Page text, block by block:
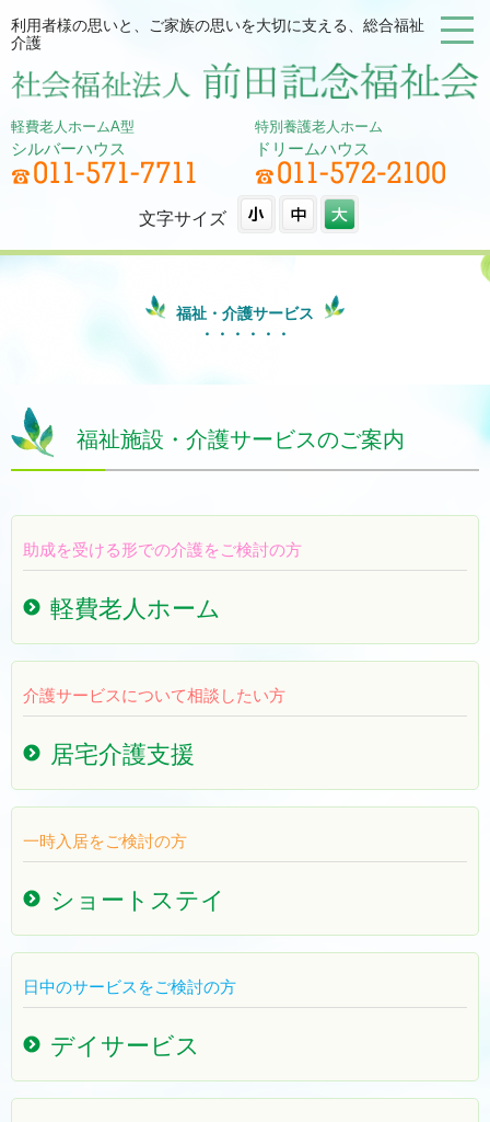
利用者様の思いと、ご家族の思いを大切に支える、総合福祉
介護
軽費老人ホームA型
シルバーハウス
特別養護老人ホーム
ドリームハウス
文字サイズ
福祉・介護サービス
福祉施設・介護サービスのご案内
助成を受ける形での介護をご検討の方
軽費老人ホーム
介護サービスについて相談したい方
居宅介護支援
一時入居をご検討の方
ショートステイ
日中のサービスをご検討の方
デイサービス